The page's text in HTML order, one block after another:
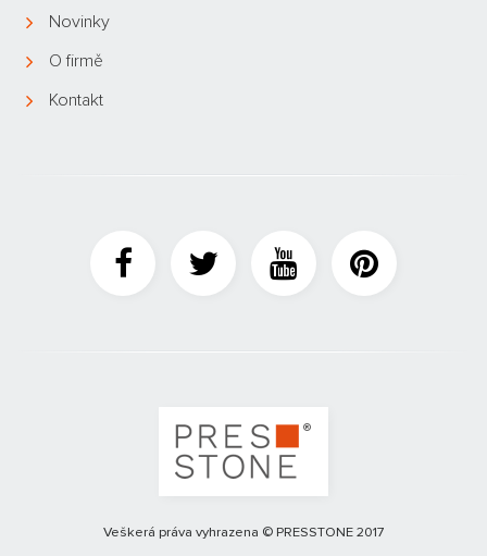
Novinky
O firmě
Kontakt
Veškerá práva vyhrazena © PRESSTONE 2017